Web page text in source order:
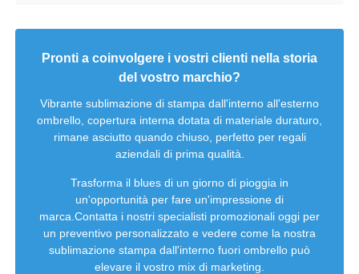
Pronti a coinvolgere i vostri clienti nella storia
del vostro marchio?
Vibrante sublimazione di stampa dall'interno all'esterno
ombrello, copertura interna dotata di materiale duraturo,
rimane asciutto quando chiuso, perfetto per regali
aziendali di prima qualità.
Trasforma il blues di un giorno di pioggia in
un'opportunità per fare un'impressione di
marca.Contatta i nostri specialisti promozionali oggi per
un preventivo personalizzato e vedere come la nostra
sublimazione stampa dall'interno fuori ombrello può
elevare il vostro mix di marketing.